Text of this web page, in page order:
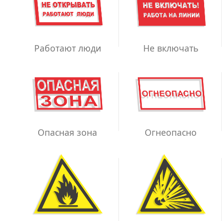
Работают люди Не включать
Опасная зона Огнеопасно